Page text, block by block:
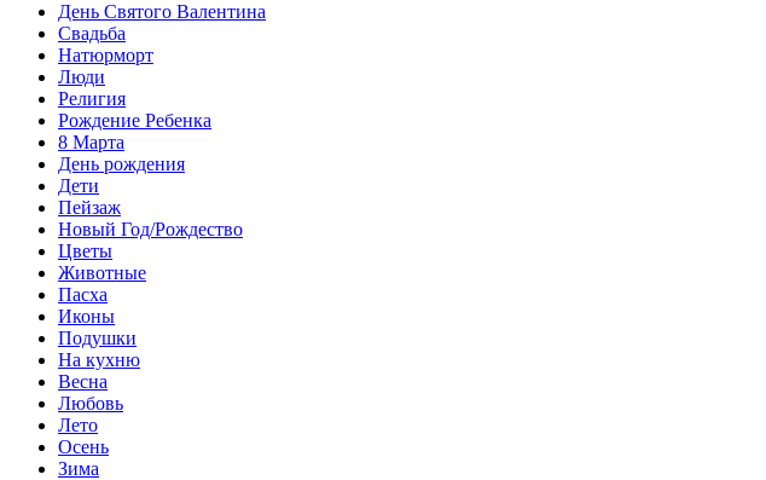
День Святого Валентина
Свадьба
Натюрморт
Люди
Религия
Рождение Ребенка
8 Марта
День рождения
Дети
Пейзаж
Новый Год/Рождество
Цветы
Животные
Пасха
Иконы
Подушки
На кухню
Весна
Любовь
Лето
Осень
Зима